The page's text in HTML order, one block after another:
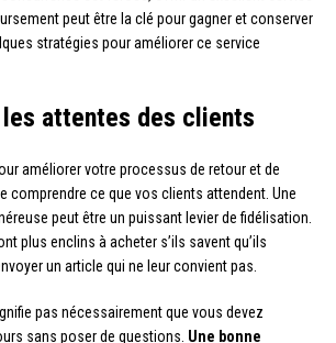
peut être la clé pour gagner et conserver
stratégies pour améliorer ce service
attentes des clients
améliorer votre processus de retour et de
comprendre ce que vos clients attendent. Une
peut être un puissant levier de fidélisation.
plus enclins à acheter s’ils savent qu’ils
un article qui ne leur convient pas.
pas nécessairement que vous devez
sans poser de questions. Une bonne